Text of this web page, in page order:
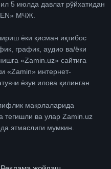
5 июлда давлат рўйхатидан
МЧЖ.
ёки қисман иқтибос
график, аудио ва/ёки
«Zamin.uz» сайтига
«Zamin» интернет-
ёзув илова қилинган
мақолаларида
тегишли ва улар Zamin.uz
этмаслиги мумкин.